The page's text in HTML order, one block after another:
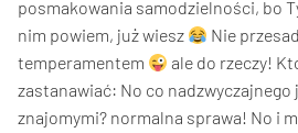
posmakowania samodzielności, bo
nim powiem, już wiesz
Nie
temperamentem
ale do rzeczy!
zastanawiać: No co nadzwyczajnego
znajomymi? normalna sprawa! No i